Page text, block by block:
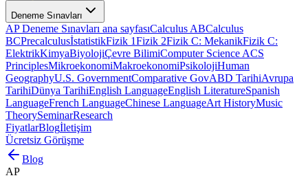
Deneme Sınavları
AP Deneme Sınavları ana sayfasıCalculus ABCalculus
BCPrecalculusİstatistikFizik 1Fizik 2Fizik C: MekanikFizik C:
ElektrikKimyaBiyolojiÇevre BilimiComputer Science ACS
PrinciplesMikroekonomiMakroekonomiPsikolojiHuman
GeographyU.S. GovernmentComparative GovABD TarihiAvrupa
TarihiDünya TarihiEnglish LanguageEnglish LiteratureSpanish
LanguageFrench LanguageChinese LanguageArt HistoryMusic
TheorySeminarResearch
FiyatlarBlogİletişim
Ücretsiz Görüşme
Blog
AP